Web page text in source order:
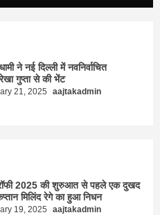
ने नई दिल्ली में नवनिर्वाचित
गुप्ता से की भेंट
21, 2025 aajtakadmin
2025 की शुरुआत से पहले एक दुखद
मिलिंद रेगे का हुआ निधन
19, 2025 aajtakadmin